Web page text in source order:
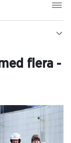
flera -